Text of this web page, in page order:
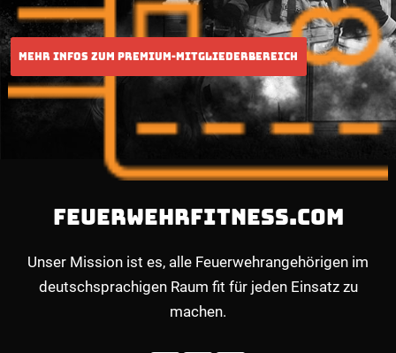
FEUERWEHRFITNESS.COM
Unser Mission ist es, alle Feuerwehrangehörigen im
deutschsprachigen Raum fit für jeden Einsatz zu
machen.